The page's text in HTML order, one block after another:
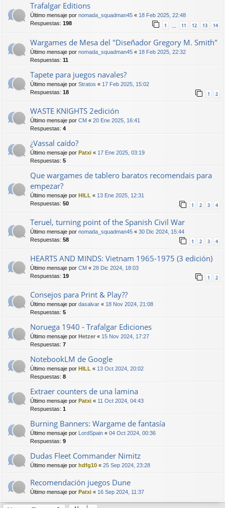
Trafalgar Editions
Último mensaje por nomada_squadman45 « 18 Feb 2025, 22:48
Respuestas: 198 1 11 12 13 14
Wargames de Mesa del "Diseñador Gregory M. Smith"
Último mensaje por nomada_squadman45 « 18 Feb 2025, 22:32
Respuestas: 11
Tapete para juegos navales?
Último mensaje por Stratos « 17 Feb 2025, 15:02
Respuestas: 18 1 2
WASTE KNIGHTS 2edición
Último mensaje por CM « 20 Ene 2025, 16:41
Respuestas: 4
¿Vassal caído?
Último mensaje por Patxi « 17 Ene 2025, 03:19
Respuestas: 5
Que wargames de tablero baratos recomendais para
empezar?
Último mensaje por HILL « 13 Ene 2025, 12:31
Respuestas: 50 1 2 3 4
Teruel, turning point of the Spanish Civil War
Último mensaje por nomada_squadman45 « 30 Dic 2024, 15:44
Respuestas: 58 1 2 3 4
HEARTS AND MINDS: Vietnam 1965-1975 (3 edición)
Último mensaje por CM « 28 Dic 2024, 18:03
Respuestas: 19 1 2
Consejos para Print & Play??
Último mensaje por dasalvar « 18 Nov 2024, 21:08
Respuestas: 5
Noruega 1940 - Trafalgar Ediciones
Último mensaje por Hetzer « 15 Nov 2024, 17:27
Respuestas: 7
NotebookLM de Google
Último mensaje por HILL « 13 Oct 2024, 20:02
Respuestas: 8
Extraer counters de una lamina
Último mensaje por Patxi « 11 Oct 2024, 04:43
Respuestas: 1
Burning Banners: Wargame de fantasía
Último mensaje por LordSpain « 04 Oct 2024, 00:36
Respuestas: 9
Dudas Fleet Commander Nimitz
Último mensaje por hdfg10 « 25 Sep 2024, 23:28
Recomendación juegos Dune
Último mensaje por Patxi « 16 Sep 2024, 11:37